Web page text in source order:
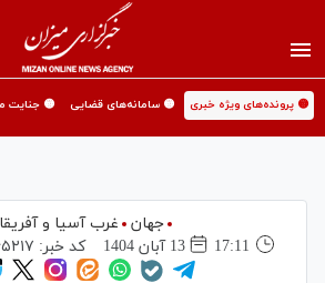
🟡 پرونده‌های ویژه خبری 🟡 سامانه‌های قضایی 🟡 جنایت
جهان
غرب آسیا و آفریقا
17:11
13 آبان 1404 کد خبر: